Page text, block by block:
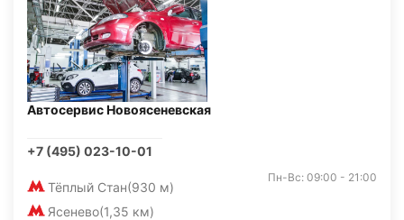
Автосервис Новоясеневская
+7 (495) 023-10-01
Тёплый Стан(930 м)
Ясенево(1,35 км)
Пн-Вс: 09:00 - 21:00